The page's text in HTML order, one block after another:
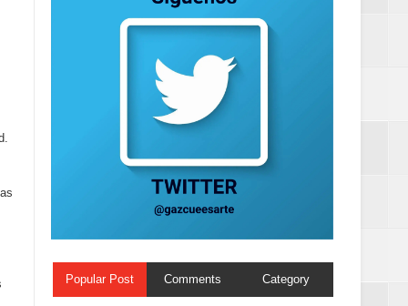
bajo
perspectiva
Popular Post Comments Category